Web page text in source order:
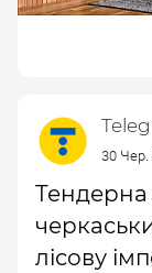
30 Чер.
Тендерна
лісову